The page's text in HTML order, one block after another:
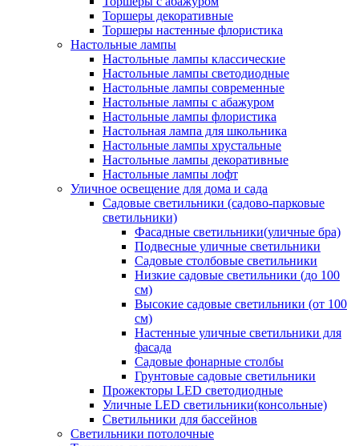
Торшеры декоративные
Торшеры настенные флористика
Настольные лампы
Настольные лампы классические
Настольные лампы светодиодные
Настольные лампы современные
Настольные лампы с абажуром
Настольные лампы флористика
Настольная лампа для школьника
Настольные лампы хрустальные
Настольные лампы декоративные
Настольные лампы лофт
Уличное освещение для дома и сада
Садовые светильники (садово-парковые
светильники)
Фасадные светильники(уличные бра)
Подвесные уличные светильники
Садовые столбовые светильники
Низкие садовые светильники (до 100
см)
Высокие садовые светильники (от 100
см)
Настенные уличные светильники для
фасада
Садовые фонарные столбы
Грунтовые садовые светильники
Прожекторы LED светодиодные
Уличные LED светильники(консольные)
Светильники для бассейнов
Светильники потолочные